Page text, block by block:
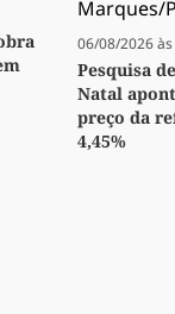
06/08/2026
Pesquisa
Natal
preço da
4,45%